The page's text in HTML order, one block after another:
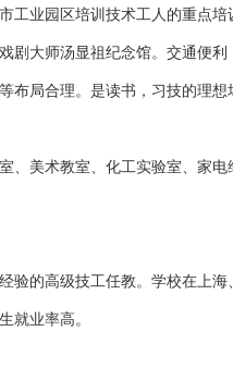
工业园区培训技术工人的重点培
大师汤显祖纪念馆。交通便利
布局合理。是读书，习技的理想
美术教室、化工实验室、家电
的高级技工任教。学校在上海
就业率高。